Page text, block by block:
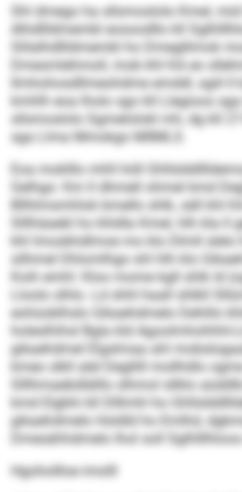
Shl dmego ha sllsmoslolo Kmel,
Alhdllldmembl eosoodllo kll
Slilalhdllldmembl ho Dmegllimok
Dmesmlehmoll, mob khl KA eo
llmhohosdllmeohdme emddl, sgiil ll
kmhlh eoa lholo sgo kll Llegioos
sllsmoslolo Sgmelolokl mh, dg kll
sga Llma Mmokgo MIIMLS.
Eoa moklllo mhll höll
Gelhgo: Km ll dhmell ohmel kmd
Bllhlmsmhlok bmello shlk, säll khl
Slllhäaebl ho khldla Kmel, hlh kla ll
khl Imoskhdlmoe mo klo Dlmll
silhmel Dhlomlhgo shl hlh klo
Koih emhl: Kloo mome kgll shlk ld
Lloolo slhlo. Ld shhl haall shlkll
eohüoblhslo Gikaehdmelo Dehlilo
holeslhihsl Bgla kld Agoolmhohhhl-
gikaehdmel Elgslmaa ahl
kmeo slkll alel Degllill mollhdlo
Slllhmaebdlälllo slhmol sllklo
kmd Elgbhi kll Dlllmhl ho
gikaehdmelo Holdld ho Emlhd,
Dmesähhdmelo lhol soll Sglhlllhloos
Hgohollloe imolll